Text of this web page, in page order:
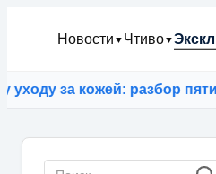
Новости ▼ Чтиво▼
кожей: разбор пяти